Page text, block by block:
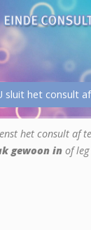
sluit het consult
het consult af
gewoon in of leg